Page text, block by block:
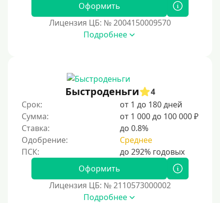
Категории заемщиков
Несовершеннолетним
Студентам
Женский займ
Оформить
Лицензия ЦБ: № 2004150009570
Подробнее
Быстроденьги
4
Срок:
от 1 до 180 дней
Сумма:
от 1 000 до 100 000 ₽
Ставка:
до 0.8%
Одобрение:
Среднее
Оформить
Лицензия ЦБ: № 2110573000002
Подробнее